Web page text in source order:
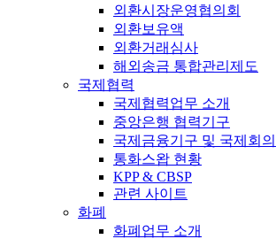
외환시장운영협의회
외환보유액
외환거래심사
해외송금 통합관리제도
국제협력
국제협력업무 소개
중앙은행 협력기구
국제금융기구 및 국제회의
통화스왑 현황
KPP & CBSP
관련 사이트
화폐
화폐업무 소개